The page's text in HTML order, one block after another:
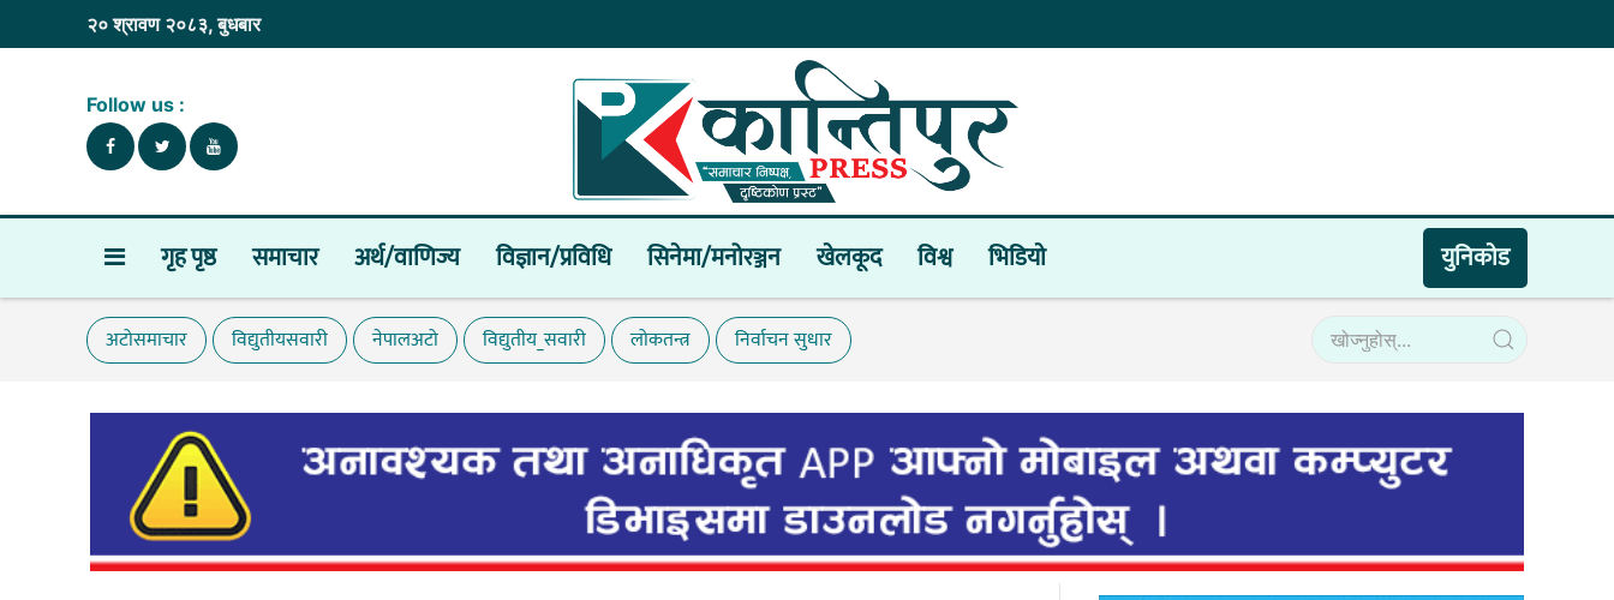
२० श्रावण २०८३, बुधबार
Follow us :
गृह पृष्ठ समाचार अर्थ/वाणिज्य विज्ञान/प्रविधि सिनेमा/मनोरञ्जन खेलकूद विश्व भिडियाे युनिकाेड
अटोसमाचार विद्युतीयसवारी नेपालअटो विद्युतीय_सवारी लोकतन्त्र निर्वाचन सुधार